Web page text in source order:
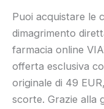
Puoi acquistare le
dimagrimento
farmacia online
offerta esclusiva
originale di 49
scorte. Grazie alla